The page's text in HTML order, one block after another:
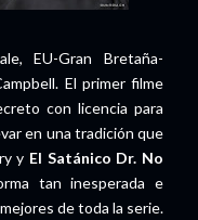
EU-Gran Bretaña-
El primer filme
con licencia para
en una tradición que
y El Satánico Dr. No
tan inesperada e
de toda la serie.